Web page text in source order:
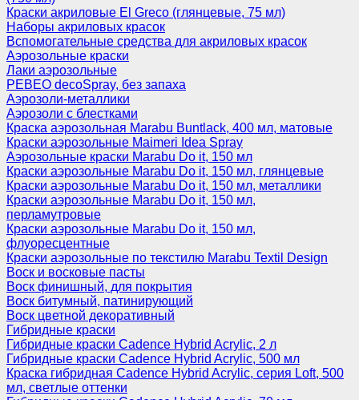
Краски акриловые El Greco (глянцевые, 75 мл)
Наборы акриловых красок
Вспомогательные средства для акриловых красок
Аэрозольные краски
Лаки аэрозольные
PEBEO decoSpray, без запаха
Аэрозоли-металлики
Аэрозоли с блестками
Краска аэрозольная Marabu Buntlack, 400 мл, матовые
Краски аэрозольные Maimeri Idea Spray
Аэрозольные краски Marabu Do it, 150 мл
Краски аэрозольные Marabu Do it, 150 мл, глянцевые
Краски аэрозольные Marabu Do it, 150 мл, металлики
Краски аэрозольные Marabu Do it, 150 мл,
перламутровые
Краски аэрозольные Marabu Do it, 150 мл,
флуоресцентные
Краски аэрозольные по текстилю Marabu Textil Design
Воск и восковые пасты
Воск финишный, для покрытия
Воск битумный, патинирующий
Воск цветной декоративный
Гибридные краски
Гибридные краски Cadence Hybrid Acrylic, 2 л
Гибридные краски Cadence Hybrid Acrylic, 500 мл
Краска гибридная Cadence Hybrid Acrylic, серия Loft, 500
мл, светлые оттенки